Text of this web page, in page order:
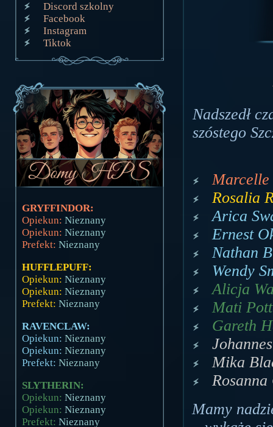
Discord szkolny
Facebook
Instagram
Tiktok
GRYFFINDOR:
Opiekun: Nieznany
Opiekun: Nieznany
Prefekt: Nieznany
HUFFLEPUFF:
Opiekun: Nieznany
Opiekun: Nieznany
Prefekt: Nieznany
RAVENCLAW:
Opiekun: Nieznany
Opiekun: Nieznany
Prefekt: Nieznany
SLYTHERIN:
Opiekun: Nieznany
Opiekun: Nieznany
Prefekt: Nieznany
Nadszedł
szóstego
Rosalia
Arica
Ernest
Nathan
Wendy
Alicja
Mati
Gareth
Mika
Mamy